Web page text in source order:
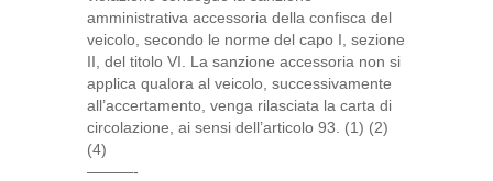
amministrativa accessoria della confisca del
veicolo, secondo le norme del capo I, sezione
II, del titolo VI. La sanzione accessoria non si
applica qualora al veicolo, successivamente
all’accertamento, venga rilasciata la carta di
circolazione, ai sensi dell’articolo 93. (1) (2)
(4)
———-